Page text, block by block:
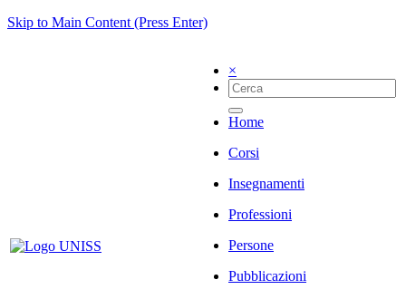
Skip to Main Content (Press Enter)
×
Home
Corsi
Insegnamenti
Professioni
Persone
Pubblicazioni